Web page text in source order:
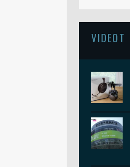
VIDEOT